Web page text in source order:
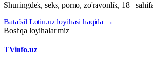
Shuningdek, seks, porno, zo'ravonlik, 18+
Batafsil Lotin.uz loyihasi haqida →
Boshqa loyihalarimiz
TVinfo.uz